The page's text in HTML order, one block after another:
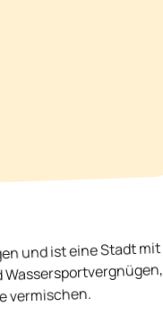
und ist eine Stadt mit
vermischen.